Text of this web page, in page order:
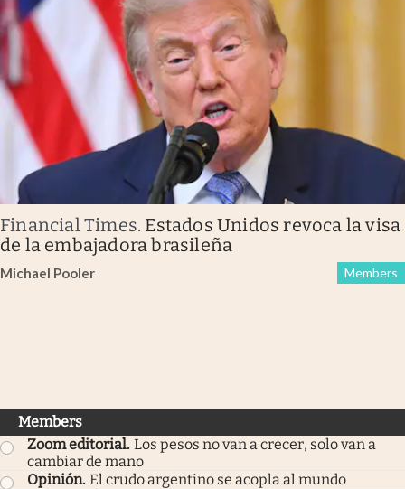
Financial Times. Estados Unidos revoca la visa
de la embajadora brasileña
Michael Pooler Members
Members
Zoom editorial. Los pesos no van a crecer, solo van a
cambiar de mano
Opinión. El crudo argentino se acopla al mundo